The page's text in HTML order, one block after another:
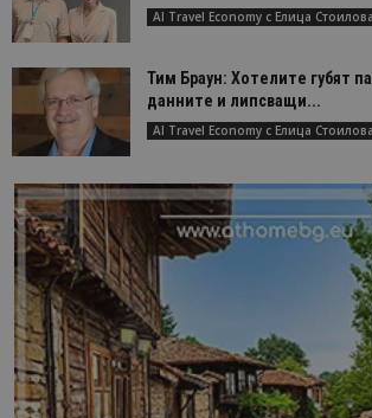
AI Travel Economy с Елица Стоилова
Тим Браун: Хотелите губят
данните и липсващи...
AI Travel Economy с Елица Стоилова